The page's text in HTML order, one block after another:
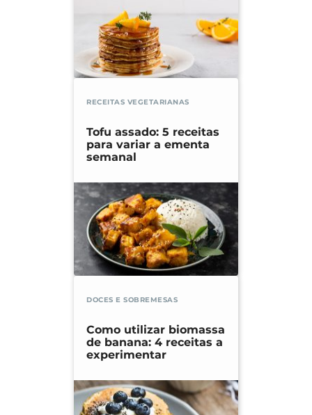
RECEITAS VEGETARIANAS
Tofu assado: 5 receitas
para variar a ementa
semanal
DOCES E SOBREMESAS
Como utilizar biomassa
de banana: 4 receitas a
experimentar